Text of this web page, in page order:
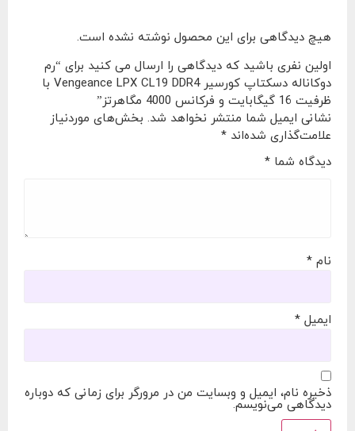
هیچ دیدگاهی برای این محصول نوشته نشده است.
اولین نفری باشید که دیدگاهی را ارسال می کنید برای “رم
دوکاناله دسکتاپ کورسیر Vengeance LPX CL19 DDR4 با
ظرفیت 16 گیگابایت و فرکانس 4000 مگاهرتز”
نشانی ایمیل شما منتشر نخواهد شد. بخش‌های موردنیاز
علامت‌گذاری شده‌اند *
دیدگاه شما *
نام *
ایمیل *
ذخیره نام، ایمیل و وبسایت من در مرورگر برای زمانی که دوباره
دیدگاهی می‌نویسم.